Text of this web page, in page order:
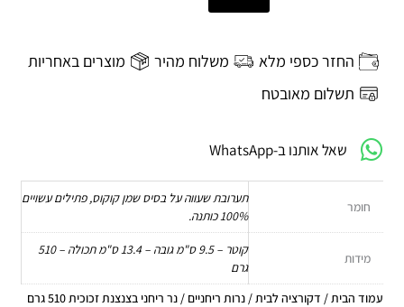
עמוד הבית/ דקורציה לבית/ נרות ריחניים
/ נר ריחני בצנצנת זכוכית‏ 510 גרם
בצנצנת
זכוכית‏
510
Mountain
Chamomile
VOLUSPA
החזר כספי מלא משלוח מהיר
מוצרים באחריות
תשלום מאובטח
שאל אותנו ב-WhatsApp
חומר
תערובת שעווה על בסיס שמן קוקוס, פתילים עשויים
100% כותנה.
מידות
קוטר – 9.5 ס"מ גובה – 13.4 ס"מ תכולה – 510
גרם